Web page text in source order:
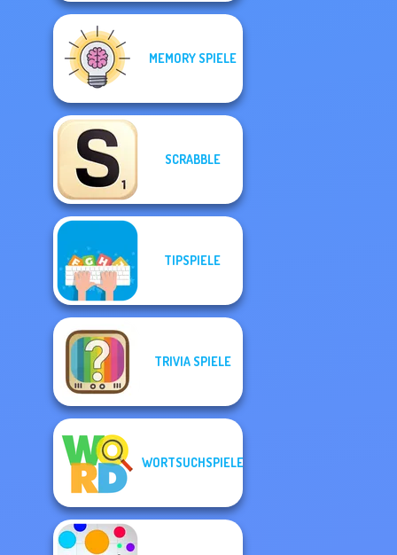
MEMORY SPIELE
SCRABBLE
TIPSPIELE
TRIVIA SPIELE
WORTSUCHSPIELE